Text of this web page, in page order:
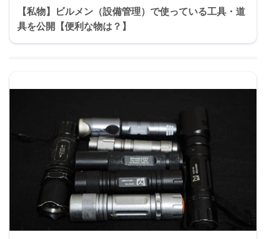
【私物】ビルメン（設備管理）で使っている工具・道
具を公開【便利な物は？】